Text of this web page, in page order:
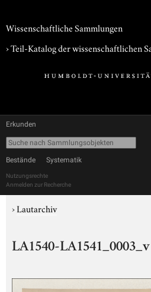
Wissenschaftliche Sammlungen
› Teil-Katalog der wissenschaftlichen
Erkunden
Bestände Systematik
Nutzungsrechte
Anmelden zur Recherche
›Lautarchiv
LA1540-LA1541_0003_v